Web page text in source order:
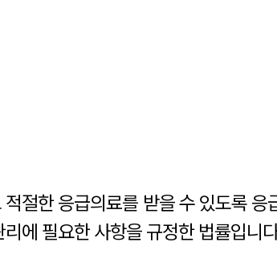
절한 응급의료를 받을 수 있도록
에 필요한 사항을 규정한 법률입니